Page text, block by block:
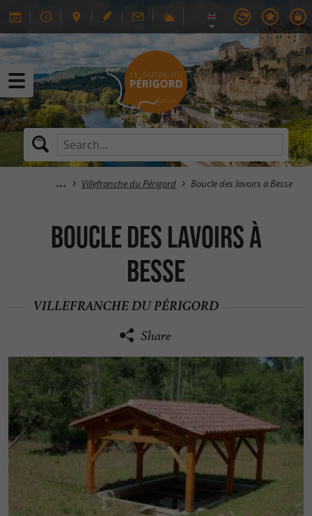
Villefranche du Périgord Boucle des lavoirs à Besse
Boucle des lavoirs à
Besse
VILLEFRANCHE DU PÉRIGORD
Share